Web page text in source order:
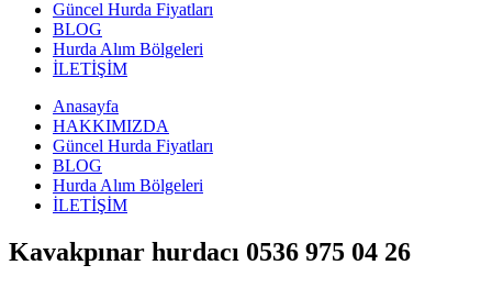
Güncel Hurda Fiyatları
BLOG
Hurda Alım Bölgeleri
İLETİŞİM
Anasayfa
HAKKIMIZDA
Güncel Hurda Fiyatları
BLOG
Hurda Alım Bölgeleri
İLETİŞİM
Kavakpınar hurdacı 0536 975 04 26